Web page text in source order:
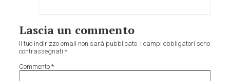
Lascia un commento
Il tuo indirizzo email non sarà pubblicato. I campi obbligatori sono
contrassegnati*
Commento*